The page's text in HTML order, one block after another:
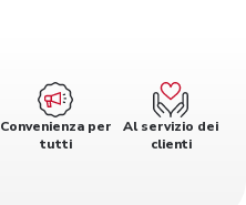
Convenienza per
tutti
Al servizio dei
clienti